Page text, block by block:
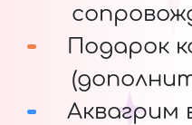
Подарок
Аквагрим